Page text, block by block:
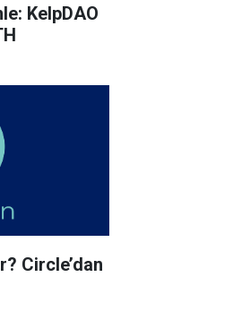
KelpDAO
Circle’dan